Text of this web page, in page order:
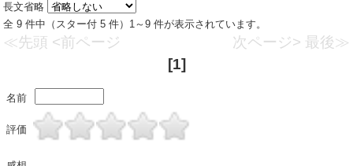
長文省略
全 9 件中（スター付 5 件）1～9 件が表示されています。
≪先頭 <前ページ 次ページ> 最後≫
[1]
名前
評価